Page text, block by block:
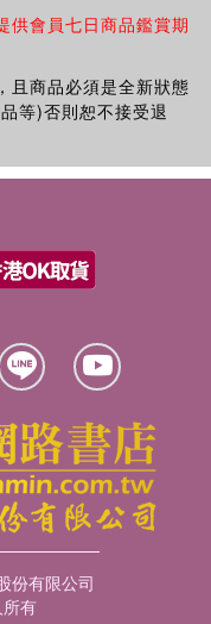
供會員七日商品鑑賞期
且商品必須是全新狀態
等)否則恕不接受退
份有限公司
有